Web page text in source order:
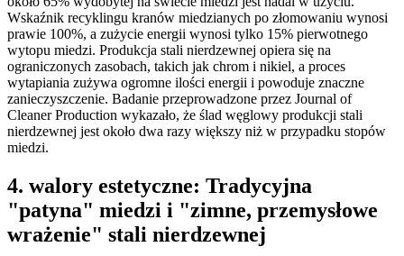
Wskaźnik recyklingu kranów miedzianych po złomowaniu wynosi
prawie 100%, a zużycie energii wynosi tylko 15% pierwotnego
wytopu miedzi. Produkcja stali nierdzewnej opiera się na
ograniczonych zasobach, takich jak chrom i nikiel, a proces
wytapiania zużywa ogromne ilości energii i powoduje znaczne
zanieczyszczenie. Badanie przeprowadzone przez Journal of
Cleaner Production wykazało, że ślad węglowy produkcji stali
nierdzewnej jest około dwa razy większy niż w przypadku stopów
miedzi.
4. walory estetyczne: Tradycyjna
"patyna" miedzi i "zimne, przemysłowe
wrażenie" stali nierdzewnej